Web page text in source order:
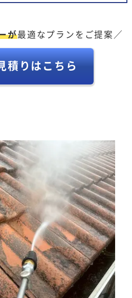
が最適なプランをご提案／
積りはこちら